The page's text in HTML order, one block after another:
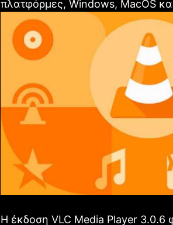
πλατφόρμες, Windows, MacOS
Η έκδοση VLC Media Player 3.0.6